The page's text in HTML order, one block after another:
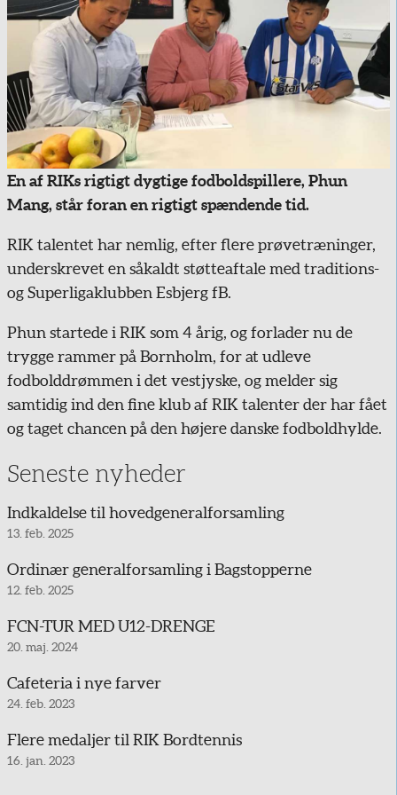
En af RIKs rigtigt dygtige fodboldspillere, Phun
Mang, står foran en rigtigt spændende tid.
RIK talentet har nemlig, efter flere prøvetræninger,
underskrevet en såkaldt støtteaftale med traditions-
og Superligaklubben Esbjerg fB.
Phun startede i RIK som 4 årig, og forlader nu de
trygge rammer på Bornholm, for at udleve
fodbolddrømmen i det vestjyske, og melder sig
samtidig ind den fine klub af RIK talenter der har fået
og taget chancen på den højere danske fodboldhylde.
Seneste nyheder
Indkaldelse til hovedgeneralforsamling
13. feb. 2025
Ordinær generalforsamling i Bagstopperne
12. feb. 2025
FCN-TUR MED U12-DRENGE
20. maj. 2024
Cafeteria i nye farver
24. feb. 2023
Flere medaljer til RIK Bordtennis
16. jan. 2023